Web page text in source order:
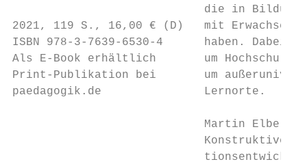
die in
2021, 119 S., 16,00 € (D)   mit
ISBN 978-3-7639-6530-4      haben. Dabei
Als E-Book erhältlich       um
Print-Publikation bei       um
paedagogik.de               Lernorte.
Martin Elbe,
Konstruktive